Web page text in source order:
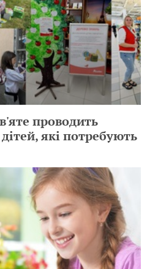
проводить
які потребують